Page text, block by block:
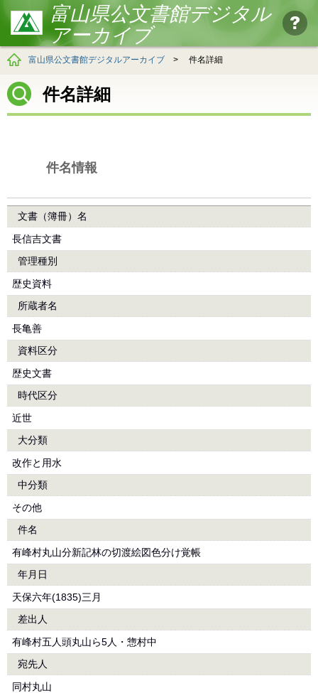
富山県公文書館デジタル
アーカイブ
富山県公文書館デジタルアーカイブ > 件名詳細
件名詳細
件名情報
文書（簿冊）名
長信吉文書
管理種別
歴史資料
所蔵者名
長亀善
資料区分
歴史文書
時代区分
近世
大分類
改作と用水
中分類
その他
件名
有峰村丸山分新記林の切渡絵図色分け覚帳
年月日
天保六年(1835)三月
差出人
有峰村五人頭丸山ら5人・惣村中
宛先人
同村丸山